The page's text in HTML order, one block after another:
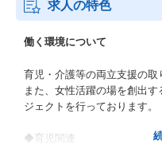
求人の特色
働く環境について
育児・介護等の両立支援の取
また、女性活躍の場を創出
ジェクトを行っております。
◆育児関連